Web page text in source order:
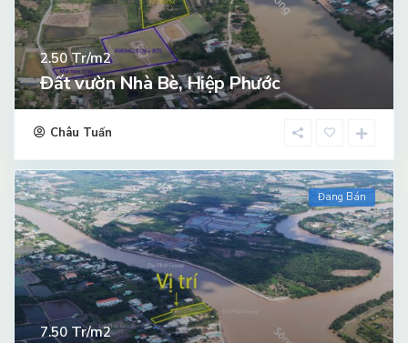
2.50Tr/m2
Đất vườn Nhà Bè, Hiệp Phước
Châu Tuấn
Đang Bán
7.50Tr/m2